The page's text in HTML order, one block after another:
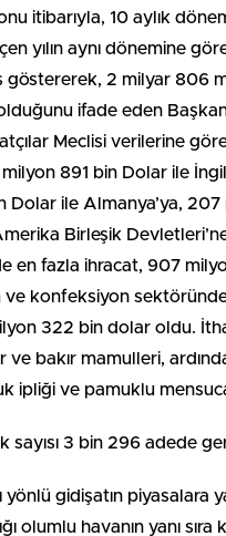
itibarıyla, 10 aylık
yılın aynı dönemine
göstererek, 2 milyar 806
ifade eden
Meclisi verilerine
milyon 891 bin Dolar ile
Dolar ile Almanya’ya,
Birleşik
en fazla ihracat, 907
ve konfeksiyon
322 bin dolar oldu.
ve bakır mamulleri,
ipliği ve pamuklu
sayısı 3 bin 296 adede
yönlü gidişatın piyasalara
olumlu havanın yanı sıra